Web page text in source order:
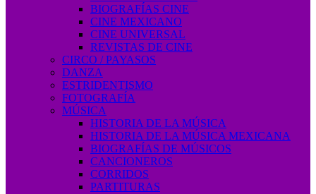
BIOGRAFÍAS CINE
CINE MEXICANO
CINE UNIVERSAL
REVISTAS DE CINE
CIRCO / PAYASOS
DANZA
ESTRIDENTISMO
FOTOGRAFÍA
MÚSICA
HISTORIA DE LA MÚSICA
HISTORIA DE LA MÚSICA MEXICANA
BIOGRAFÍAS DE MÚSICOS
CANCIONEROS
CORRIDOS
PARTITURAS